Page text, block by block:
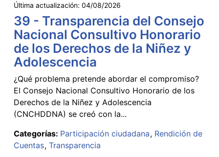
Última actualización: 04/08/2026
39 - Transparencia del Consejo
Nacional Consultivo Honorario
de los Derechos de la Niñez y
Adolescencia
¿Qué problema pretende abordar el compromiso?
El Consejo Nacional Consultivo Honorario de los
Derechos de la Niñez y Adolescencia
(CNCHDDNA) se creó con la...
Categorías: Participación ciudadana Rendición de
Cuentas Transparencia